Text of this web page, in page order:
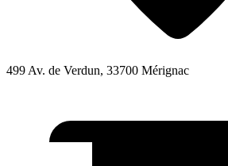
499 Av. de Verdun, 33700 Mérignac